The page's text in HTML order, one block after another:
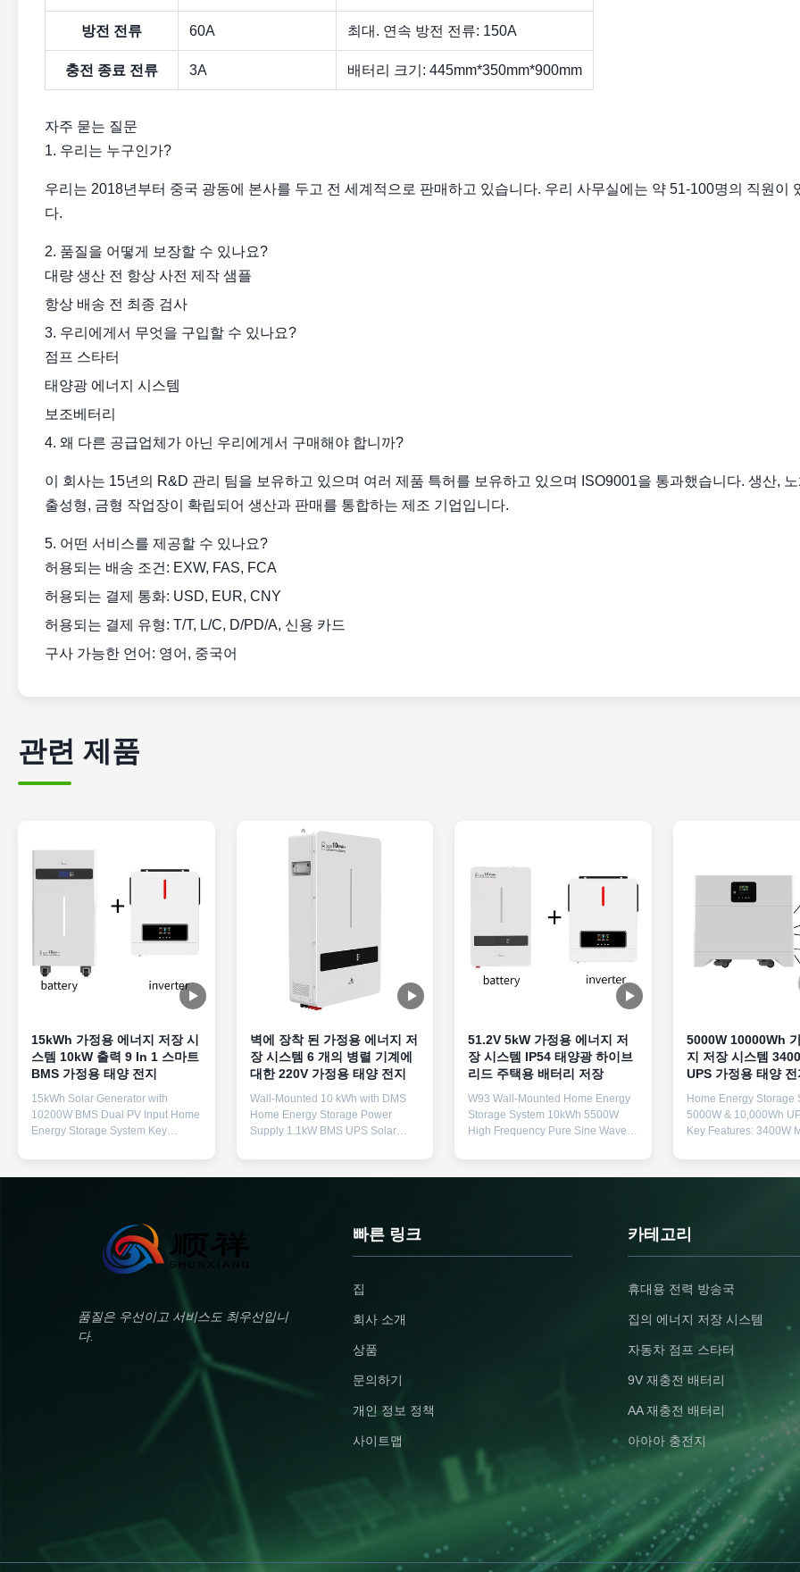
방전 전류 60A 최대. 연속 방전 전류: 150A
충전 종료 전류 3A 배터리 크기: 445mm*350mm*900mm
자주 묻는 질문
1. 우리는 누구인가?
우리는 2018년부터 중국 광동에 본사를 두고 전 세계적으로 판매하고 있습니다. 우리 사무실에는 약 51-100명의 직원이
다.
2. 품질을 어떻게 보장할 수 있나요?
대량 생산 전 항상 사전 제작 샘플
항상 배송 전 최종 검사
3. 우리에게서 무엇을 구입할 수 있나요?
점프 스타터
태양광 에너지 시스템
보조베터리
4. 왜 다른 공급업체가 아닌 우리에게서 구매해야 합니까?
이 회사는 15년의 R&D 관리 팀을 보유하고 있으며 여러 제품 특허를 보유하고 있으며 ISO9001을 통과했습니다. 생산,
출성형, 금형 작업장이 확립되어 생산과 판매를 통합하는 제조 기업입니다.
5. 어떤 서비스를 제공할 수 있나요?
허용되는 배송 조건: EXW, FAS, FCA
허용되는 결제 통화: USD, EUR, CNY
허용되는 결제 유형: T/T, L/C, D/PD/A, 신용 카드
구사 가능한 언어: 영어, 중국어
관련 제품
15kWh 가정용 에너지 저장 시
스템 10kW 출력 9 In 1 스마트
BMS 가정용 태양 전지
15kWh Solar Generator with
10200W BMS Dual PV Input Home
Energy Storage System Key
& 6500 Cycles - LiFePO4 battery
(51.2V 280Ah) provides reliable
Ready with 6500W PV Input - Built-
in 120A MPPT solar charger (max
6500W input, 60-500VDC) for
efficient green energy storage 9-in-
including over-voltage, short
circuit, temperature, and
벽에 장착 된 가정용 에너지 저
장 시스템 6 개의 병렬 기계에
대한 220V 가정용 태양 전지
Wall-Mounted 10 kWh with DMS
Home Energy Storage Power
Supply 1.1kW BMS UPS Solar
Pure Sine Wave Battery
Specifications Name LiFePO4
Normal Voltage 51.2V Rated
Capacity 200Ah Watt-hour rating
10240Wh Appearance
92Kg Li Content N/A Internal cell
Charge Voltage 58.4V Discharge
51.2V 5kW 가정용 에너지 저
장 시스템 IP54 태양광 하이브
리드 주택용 배터리 저장
W93 Wall-Mounted Home Energy
Storage System 10kWh 5500W
High Frequency Pure Sine Wave
Key Features 10kWh High Density
+ 6500 Cycles - Compact LiFePO4
Saving Wall Design - Ultra-slim
saves floor space with UN-certified
5000W 10000Wh
지 저장 시스템
UPS 가정용 태양 전
Home Energy Storage
5000W & 10,000Wh
Key Features: 3400W
Highlight Capacity
Battery Technology
Specifications
System Voltage 51.2 V
Power Range 10~20
Battery Type LiFePO4
A320B Brand Name
품질은 우선이고 서비스도 최우선입니
다.
빠른 링크
집
회사 소개
상품
문의하기
개인 정보 정책
사이트맵
카테고리
휴대용 전력 방송국
집의 에너지 저장 시스템
자동차 점프 스타터
9V 재충전 배터리
AA 재충전 배터리
아아아 충전지